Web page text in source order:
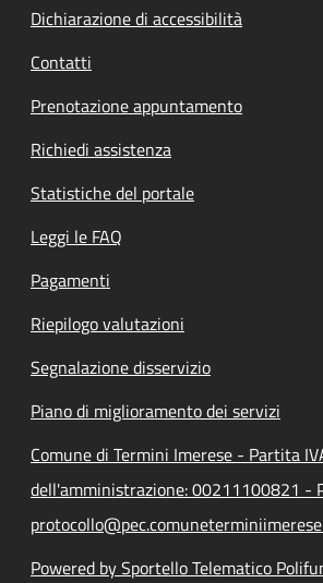
Dichiarazione di accessibilità
Contatti
Prenotazione appuntamento
Richiedi assistenza
Statistiche del portale
Leggi le FAQ
Pagamenti
Riepilogo valutazioni
Segnalazione disservizio
Piano di miglioramento dei servizi
Comune di Termini Imerese - Partita
dell'amministrazione: 00211100821 -
Powered by Sportello Telematico